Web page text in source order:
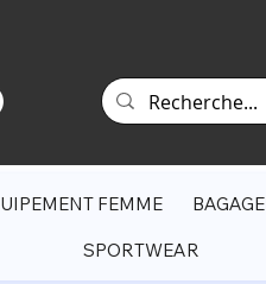
FEMME
SPORTWEAR